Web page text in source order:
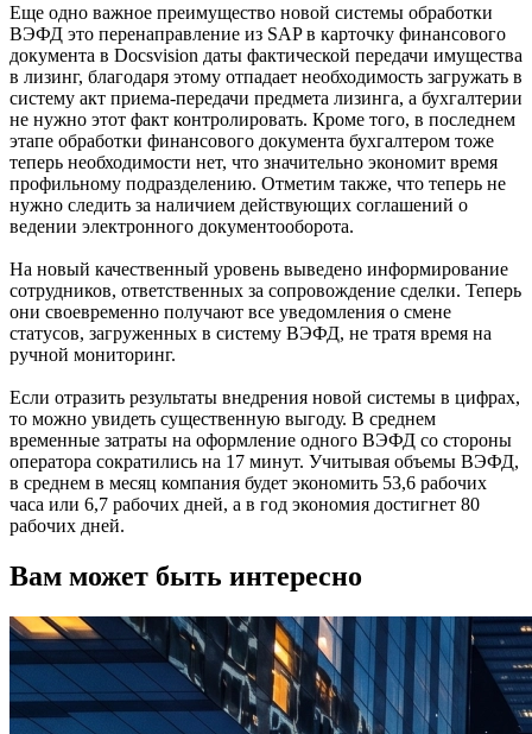
Еще одно важное преимущество новой системы обработки
ВЭФД это перенаправление из SAP в карточку финансового
документа в Docsvision даты фактической передачи имущества
в лизинг, благодаря этому отпадает необходимость загружать в
систему акт приема-передачи предмета лизинга, а бухгалтерии
не нужно этот факт контролировать. Кроме того, в последнем
этапе обработки финансового документа бухгалтером тоже
теперь необходимости нет, что значительно экономит время
профильному подразделению. Отметим также, что теперь не
нужно следить за наличием действующих соглашений о
ведении электронного документооборота.
На новый качественный уровень выведено информирование
сотрудников, ответственных за сопровождение сделки. Теперь
они своевременно получают все уведомления о смене
статусов, загруженных в систему ВЭФД, не тратя время на
ручной мониторинг.
Если отразить результаты внедрения новой системы в цифрах,
то можно увидеть существенную выгоду. В среднем
временные затраты на оформление одного ВЭФД со стороны
оператора сократились на 17 минут. Учитывая объемы ВЭФД,
в среднем в месяц компания будет экономить 53,6 рабочих
часа или 6,7 рабочих дней, а в год экономия достигнет 80
рабочих дней.
Вам может быть интересно